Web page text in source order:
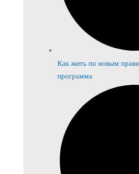
Как жить по новым
программа